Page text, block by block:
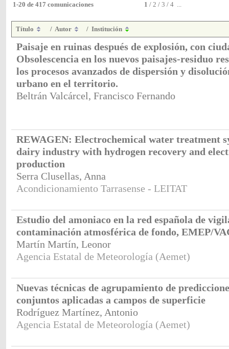
1-20 de 417 comunicaciones 1 / 2 / 3 / 4 ...
Título / Autor / Institución
Paisaje en ruinas después de explosión, con
Obsolescencia en los nuevos paisajes-residuo
los procesos avanzados de dispersión y
urbano en el territorio.
Beltrán Valcárcel, Francisco Fernando
REWAGEN: Electrochemical water treatment
dairy industry with hydrogen recovery and
production
Serra Clusellas, Anna
Acondicionamiento Tarrasense - LEITAT
Estudio del amoniaco en la red española de
contaminación atmosférica de fondo, EMEP/
Martín Martín, Leonor
Agencia Estatal de Meteorología (Aemet)
Nuevas técnicas de agrupamiento de
conjuntos aplicadas a campos de superficie
Rodríguez Martínez, Antonio
Agencia Estatal de Meteorología (Aemet)